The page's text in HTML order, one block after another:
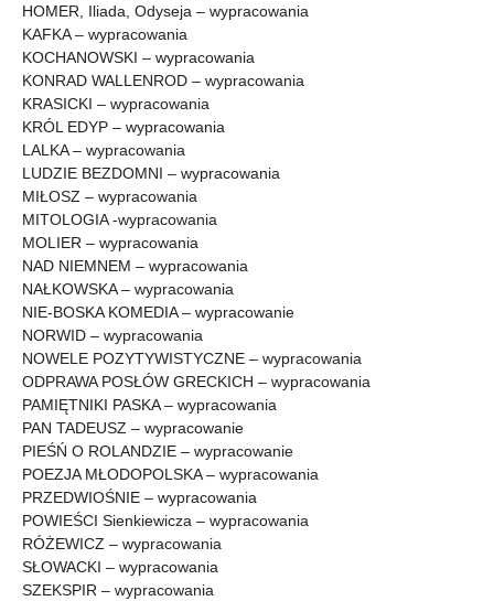
HOMER, Iliada, Odyseja – wypracowania
KAFKA – wypracowania
KOCHANOWSKI – wypracowania
KONRAD WALLENROD – wypracowania
KRASICKI – wypracowania
KRÓL EDYP – wypracowania
LALKA – wypracowania
LUDZIE BEZDOMNI – wypracowania
MIŁOSZ – wypracowania
MITOLOGIA -wypracowania
MOLIER – wypracowania
NAD NIEMNEM – wypracowania
NAŁKOWSKA – wypracowania
NIE-BOSKA KOMEDIA – wypracowanie
NORWID – wypracowania
NOWELE POZYTYWISTYCZNE – wypracowania
ODPRAWA POSŁÓW GRECKICH – wypracowania
PAMIĘTNIKI PASKA – wypracowania
PAN TADEUSZ – wypracowanie
PIEŚŃ O ROLANDZIE – wypracowanie
POEZJA MŁODOPOLSKA – wypracowania
PRZEDWIOŚNIE – wypracowania
POWIEŚCI Sienkiewicza – wypracowania
RÓŻEWICZ – wypracowania
SŁOWACKI – wypracowania
SZEKSPIR – wypracowania